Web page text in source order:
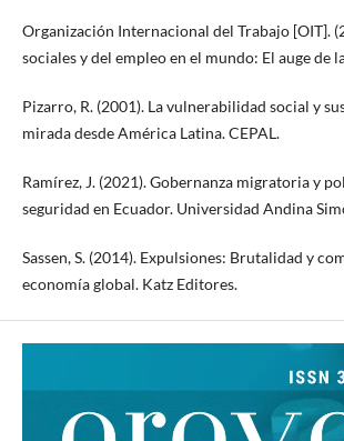
Organización Internacional del Trabajo [OIT].
sociales y del empleo en el mundo: El auge de
Pizarro, R. (2001). La vulnerabilidad social y
mirada desde América Latina. CEPAL.
Ramírez, J. (2021). Gobernanza migratoria y
seguridad en Ecuador. Universidad Andina
Sassen, S. (2014). Expulsiones: Brutalidad y
economía global. Katz Editores.